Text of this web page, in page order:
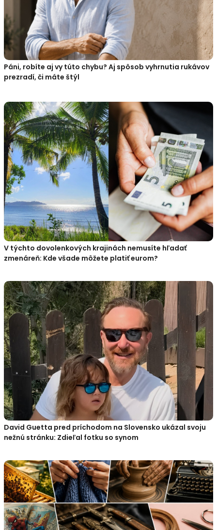
Páni, robíte aj vy túto chybu? Aj spôsob vyhrnutia rukávov
prezradí, či máte štýl
V týchto dovolenkových krajinách nemusíte hľadať
zmenáreň: Kde všade môžete platiť eurom?
David Guetta pred príchodom na Slovensko ukázal svoju
nežnú stránku: Zdieľal fotku so synom